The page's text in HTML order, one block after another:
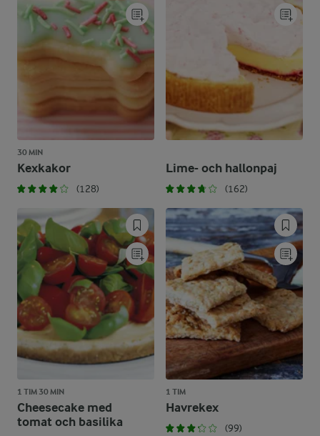
30 MIN
Kexkakor
(128)
Lime- och hallonpaj
(162)
1 TIM 30 MIN
Cheesecake med
tomat och basilika
1 TIM
Havrekex
(99)